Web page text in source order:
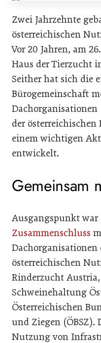
Zwei Jahrzehnte
österreichischen
Vor 20 Jahren, am
Haus der Tierzucht
Seither hat sich die
Bürogemeinschaft
Dachorganisationen
der
einem wichtigen
entwickelt.
Gemeinsam
Ausgangspunkt war
Zusammenschluss
Dachorganisationen
österreichischen
Rinderzucht
Schweinehaltung
Österreichischen
und Ziegen (ÖBSZ).
Nutzung von